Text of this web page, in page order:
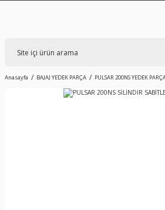
Anasayfa BAJAJ YEDEK PARÇA PULSAR 200NS YEDEK